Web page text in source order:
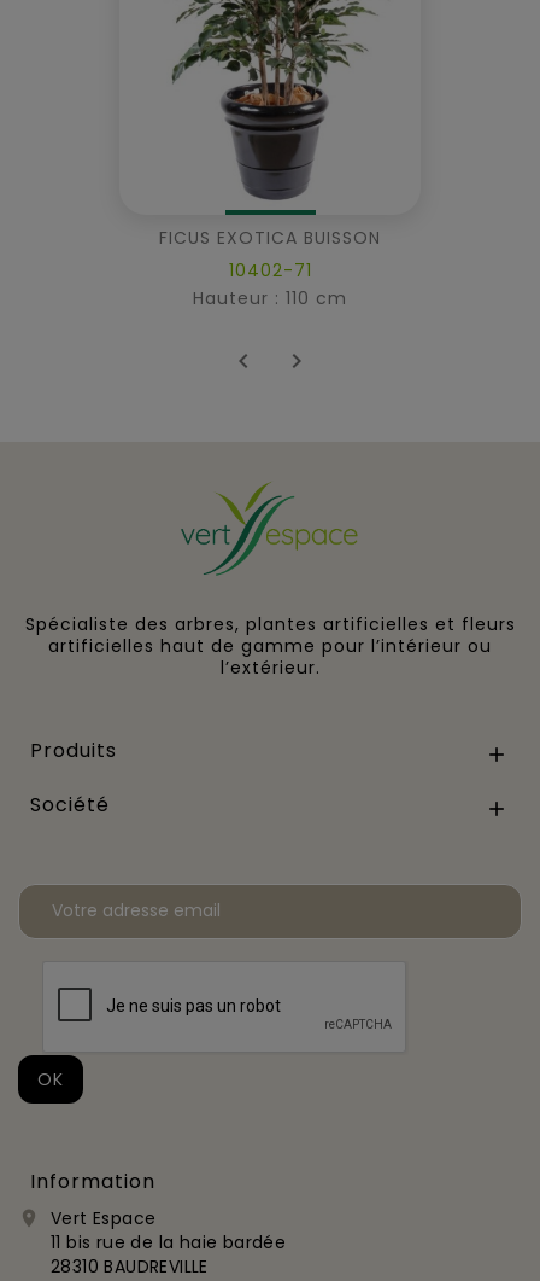
FICUS EXOTICA BUISSON
10402-71
Hauteur : 110 cm
 
Spécialiste des arbres, plantes artificielles et fleurs
artificielles haut de gamme pour l’intérieur ou
l’extérieur.
Produits 
Société 
Information

Vert Espace
11 bis rue de la haie bardée
28310 BAUDREVILLE